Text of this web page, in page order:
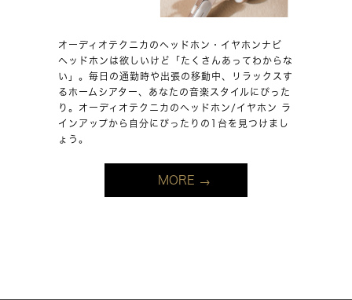
オーディオテクニカのヘッドホン・イヤホンナビ
ヘッドホンは欲しいけど「たくさんあってわからな
い」。毎日の通勤時や出張の移動中、リラックスす
るホームシアター、あなたの音楽スタイルにぴった
り。オーディオテクニカのヘッドホン/イヤホン ラ
インアップから自分にぴったりの1台を見つけまし
ょう。
MORE